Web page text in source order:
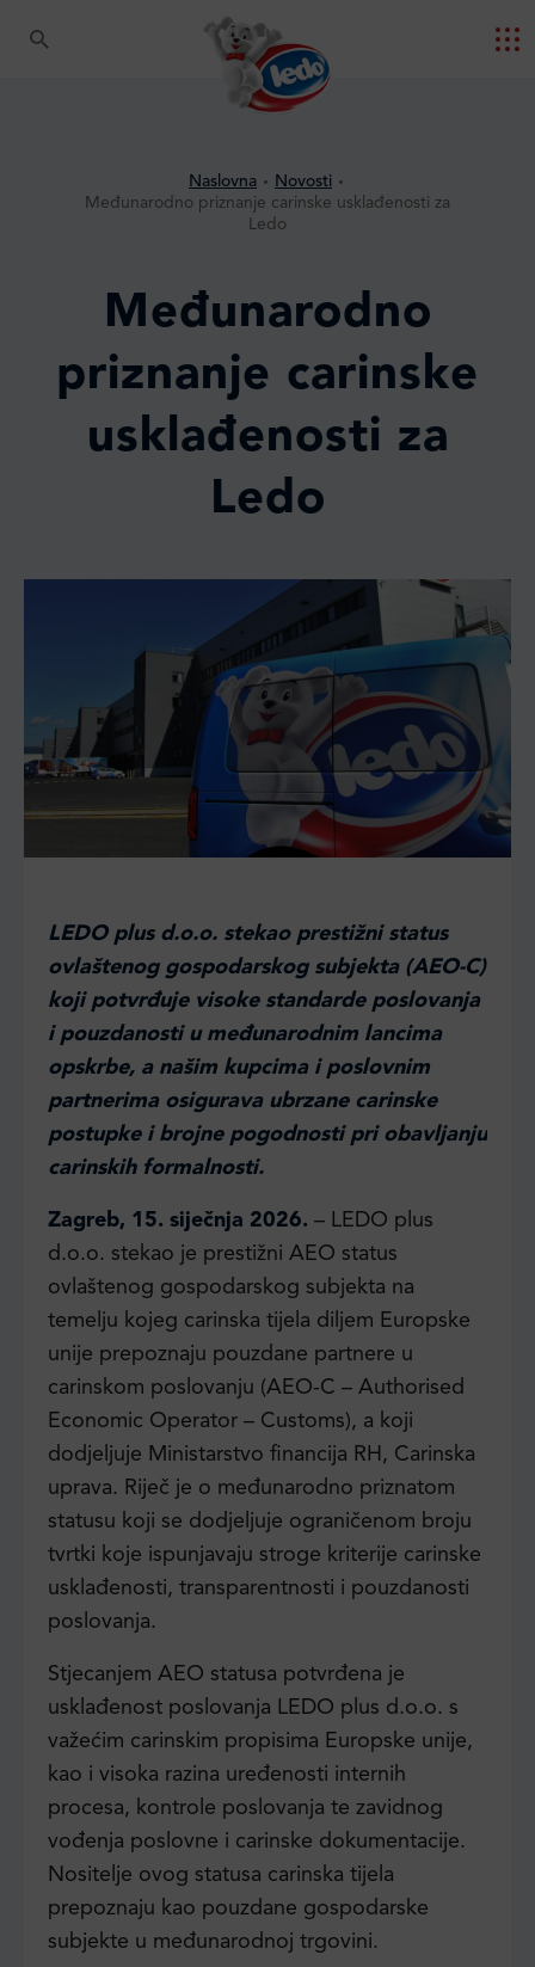
Naslovna
Novosti
Međunarodno priznanje carinske usklađenosti za
Ledo
Međunarodno
priznanje carinske
usklađenosti za
Ledo
LEDO plus d.o.o. stekao prestižni status
ovlaštenog gospodarskog subjekta (AEO-C)
koji potvrđuje visoke standarde poslovanja
i pouzdanosti u međunarodnim lancima
opskrbe, a našim kupcima i poslovnim
partnerima osigurava ubrzane carinske
postupke i brojne pogodnosti pri obavljanju
carinskih formalnosti.
Zagreb, 15. siječnja 2026. – LEDO plus
d.o.o. stekao je prestižni AEO status
ovlaštenog gospodarskog subjekta na
temelju kojeg carinska tijela diljem Europske
unije prepoznaju pouzdane partnere u
carinskom poslovanju (AEO-C – Authorised
Economic Operator – Customs), a koji
dodjeljuje Ministarstvo financija RH, Carinska
uprava. Riječ je o međunarodno priznatom
statusu koji se dodjeljuje ograničenom broju
tvrtki koje ispunjavaju stroge kriterije carinske
usklađenosti, transparentnosti i pouzdanosti
poslovanja.
Stjecanjem AEO statusa potvrđena je
usklađenost poslovanja LEDO plus d.o.o. s
važećim carinskim propisima Europske unije,
kao i visoka razina uređenosti internih
procesa, kontrole poslovanja te zavidnog
vođenja poslovne i carinske dokumentacije.
Nositelje ovog statusa carinska tijela
prepoznaju kao pouzdane gospodarske
subjekte u međunarodnoj trgovini.